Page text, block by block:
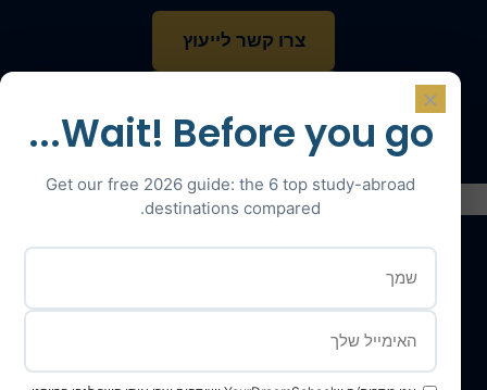
צרו קשר לייעוץ
השירותים שלנו
צוות YourDreamSchool
Wait! Before you go...
Get our free 2026 guide: the 6 top study-abroad
destinations compared.